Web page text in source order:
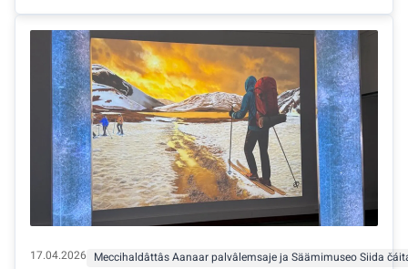
17.04.2026 Meccihaldâttâs Aanaar palvâlemsaje ja Säämimuseo Siida